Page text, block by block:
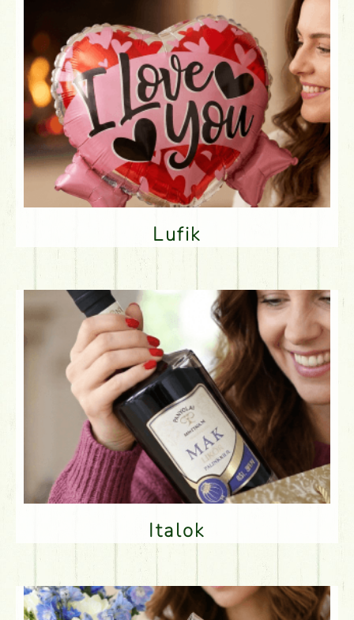
Lufik
Italok